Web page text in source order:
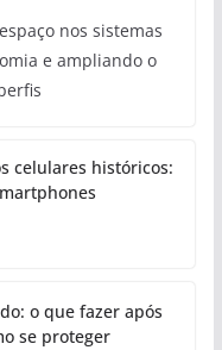
nos sistemas
e ampliando o
celulares históricos:
o que fazer após
se proteger